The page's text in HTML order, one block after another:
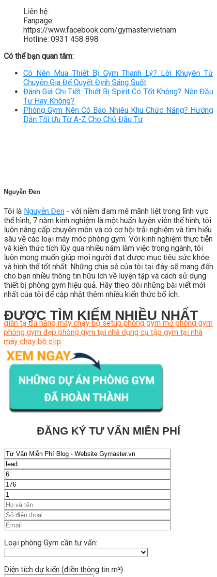
Liên hệ:
Fanpage:
https://www.facebook.com/gymastervietnam
Hotline: 0931 458 898
Có thể bạn quan tâm:
Có Nên Mua Thiết Bị Gym Thanh Lý? Lời Khuyên Từ
Chuyên Gia Để Quyết Định Sáng Suốt
Đánh Giá Chi Tiết: Thiết Bị Spirit Có Tốt Không? Nên Đầu
Tư Hay Không?
Phòng Gym Nên Có Bao Nhiêu Khu Chức Năng? Hướng
Dẫn Tối Ưu Từ A-Z Cho Chủ Đầu Tư
Nguyễn Đen
Tôi là Nguyễn Đen - với niềm đam mê mãnh liệt trong lĩnh vực
thể hình, 7 năm kinh nghiệm là một huấn luyện viên thể hình, tôi
luôn nâng cấp chuyên môn và có cơ hội trải nghiệm và tìm hiểu
sâu về các loại máy móc phòng gym. Với kinh nghiệm thực tiễn
và kiến thức tích lũy qua nhiều năm làm việc trong ngành, tôi
luôn mong muốn giúp mọi người đạt được mục tiêu sức khỏe
và hình thể tốt nhất. Những chia sẻ của tôi tại đây sẽ mang đến
cho bạn nhiều thông tin hữu ích về luyện tập và cách sử dụng
thiết bị phòng gym hiệu quả. Hãy theo dõi những bài viết mới
nhất của tôi để cập nhật thêm nhiều kiến thức bổ ích.
ĐƯỢC TÌM KIẾM NHIỀU NHẤT
giàn tạ đa năng máy chạy bộ setup phòng gym mở phòng gym
phòng gym đẹp phòng gym tại nhà dụng cụ tập gym tại nhà
máy chạy bộ elip
ĐĂNG KÝ TƯ VẤN MIỄN PHÍ
Loại phòng Gym cần tư vấn:
Diện tích dự kiến (điền thông tin m²)